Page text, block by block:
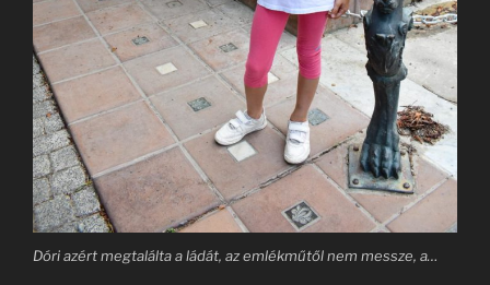
Dóri azért megtalálta a ládát, az emlékműtől nem messze, a…